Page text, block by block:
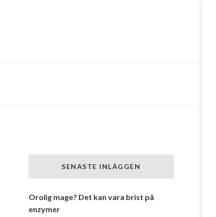
SENASTE INLÄGGEN
Orolig mage? Det kan vara brist på
enzymer